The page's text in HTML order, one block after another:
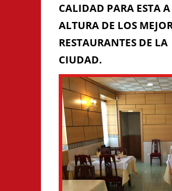
CALIDAD PARA ESTA
ALTURA DE LOS
RESTAURANTES DE LA
CIUDAD.